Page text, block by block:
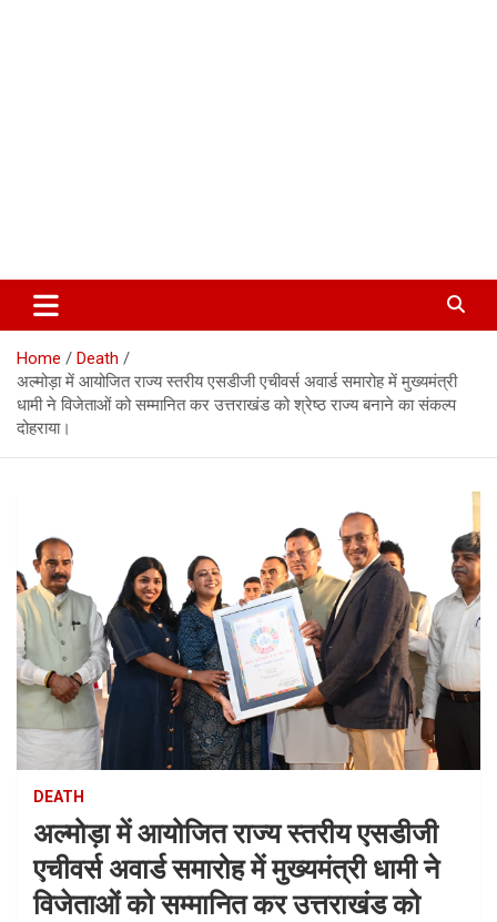
Corbett Halchal (कॉर्बेट हलचल)
Home
Death
अल्मोड़ा में आयोजित राज्य स्तरीय एसडीजी एचीवर्स अवार्ड समारोह में मुख्यमंत्री
धामी ने विजेताओं को सम्मानित कर उत्तराखंड को श्रेष्ठ राज्य बनाने का संकल्प
दोहराया।
DEATH
अल्मोड़ा में आयोजित राज्य स्तरीय एसडीजी
एचीवर्स अवार्ड समारोह में मुख्यमंत्री धामी ने
विजेताओं को सम्मानित कर उत्तराखंड को